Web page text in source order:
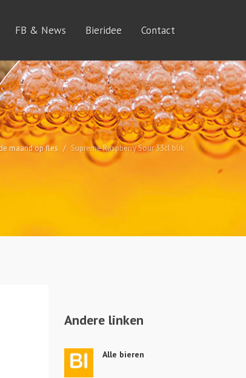
FB & News Bieridee Contact
maand op fles Supreme Raspberry Sour 33cl blik
Andere linken
Alle bieren